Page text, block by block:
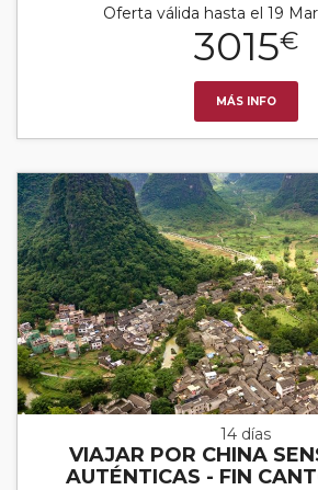
Oferta válida hasta el 19
3015€
MÁS INFO
14 días
VIAJAR POR CHINA
AUTÉNTICAS - FIN